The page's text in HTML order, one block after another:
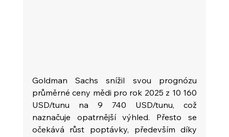
Goldman Sachs snížil svou prognózu
průměrné ceny mědi pro rok 2025 z 10 160
USD/tunu na 9 740 USD/tunu, což
naznačuje opatrnější výhled. Přesto se
očekává růst poptávky, především díky